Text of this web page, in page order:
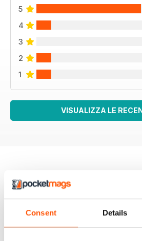
Consent Details
5
4
3
2
1
VISUALIZZA LE
EDIZIONI INDIETRO